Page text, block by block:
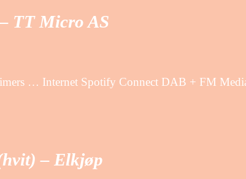
TT Micro AS
… Internet Spotify Connect DAB + FM
– Elkjøp